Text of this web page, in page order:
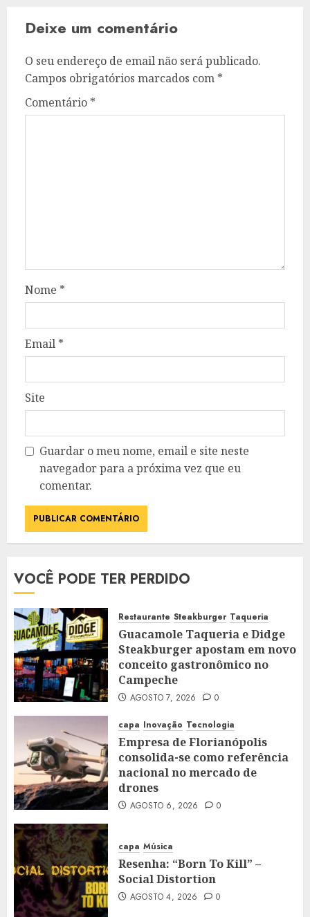
Deixe um comentário
O seu endereço de email não será publicado.
Campos obrigatórios marcados com *
Comentário *
Nome *
Email *
Site
Guardar o meu nome, email e site neste
navegador para a próxima vez que eu
comentar.
VOCÊ PODE TER PERDIDO
Restaurante Steakburger Taqueria
Guacamole Taqueria e Didge
Steakburger apostam em novo
conceito gastronômico no
Campeche
AGOSTO 7, 2026 0
capa Inovação Tecnologia
Empresa de Florianópolis
consolida-se como referência
nacional no mercado de
drones
AGOSTO 6, 2026 0
capa Música
Resenha: “Born To Kill” –
Social Distortion
AGOSTO 4, 2026 0